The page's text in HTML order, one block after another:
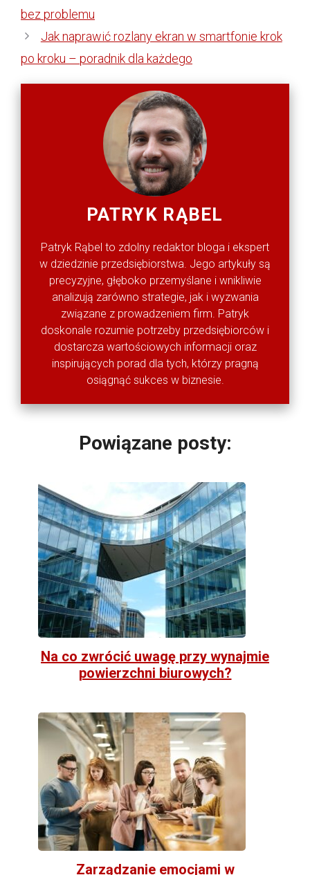
bez problemu
Jak naprawić rozlany ekran w smartfonie krok
po kroku – poradnik dla każdego
PATRYK RĄBEL
Patryk Rąbel to zdolny redaktor bloga i ekspert
w dziedzinie przedsiębiorstwa. Jego artykuły są
precyzyjne, głęboko przemyślane i wnikliwie
analizują zarówno strategie, jak i wyzwania
związane z prowadzeniem firm. Patryk
doskonale rozumie potrzeby przedsiębiorców i
dostarcza wartościowych informacji oraz
inspirujących porad dla tych, którzy pragną
osiągnąć sukces w biznesie.
Powiązane posty:
Na co zwrócić uwagę przy wynajmie
powierzchni biurowych?
Zarządzanie emocjami w